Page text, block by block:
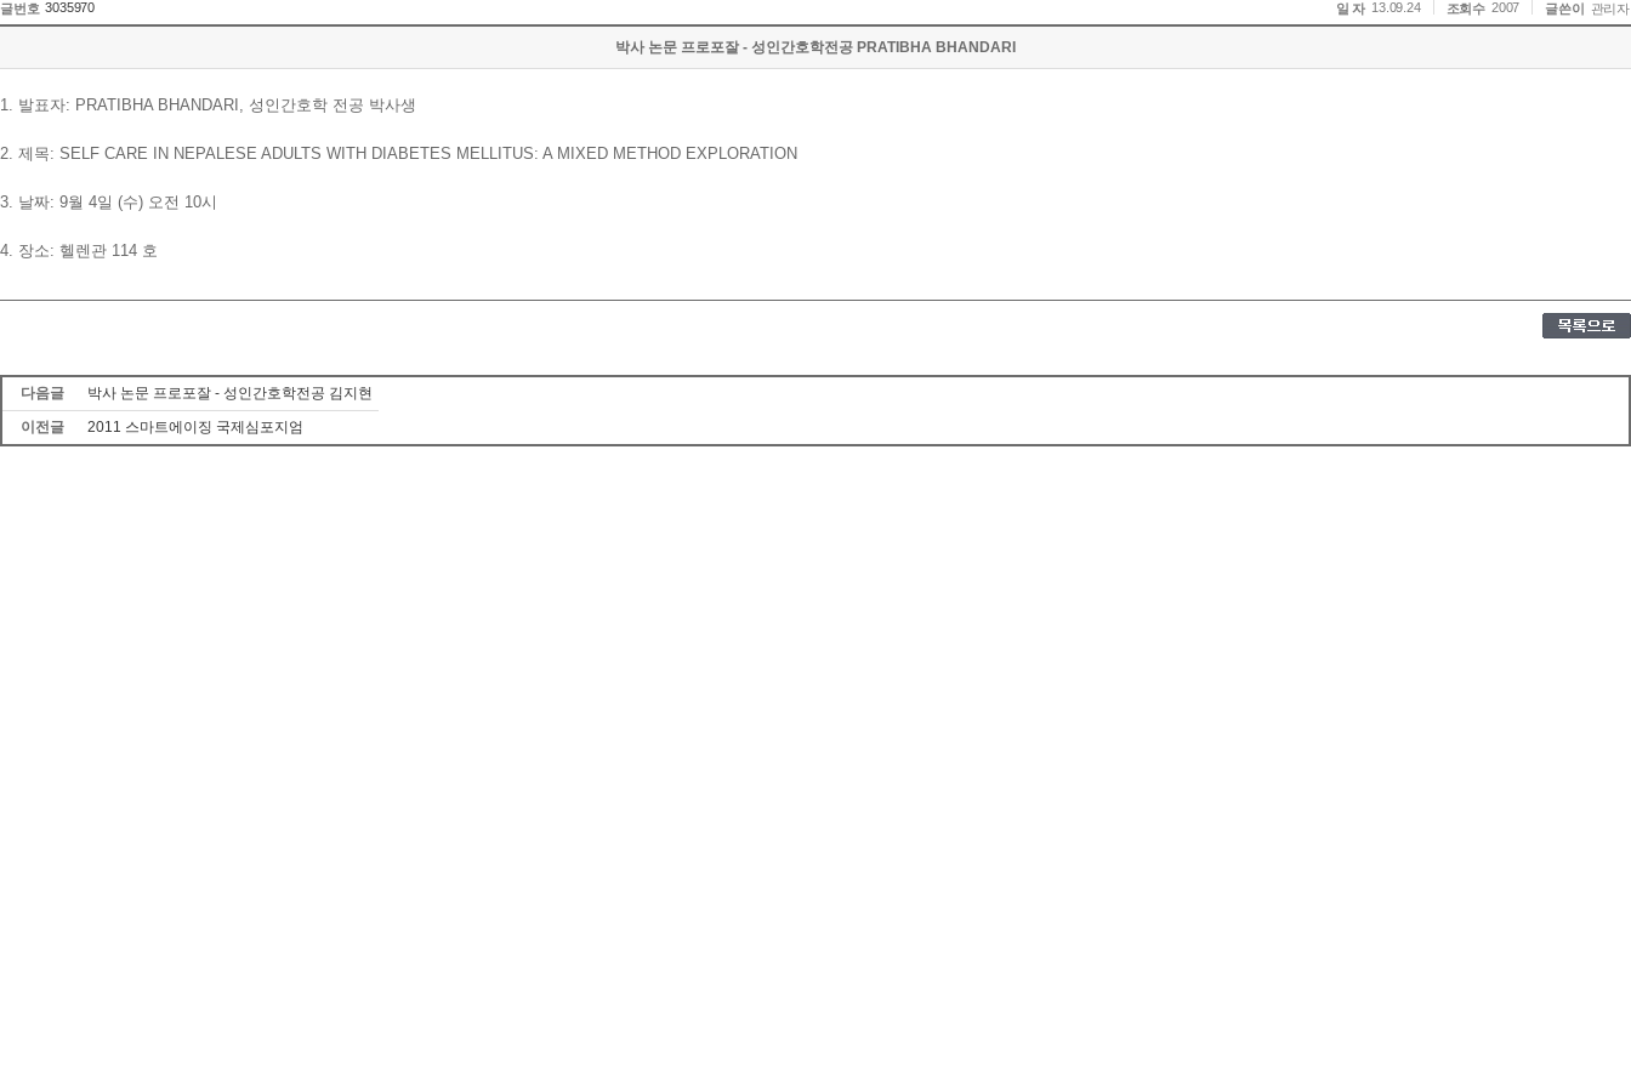
글번호 3035970 일 자 13.09.24 조회수 2007 글쓴이 관리자
박사 논문 프로포잘 - 성인간호학전공 PRATIBHA BHANDARI
1. 발표자: PRATIBHA BHANDARI, 성인간호학 전공 박사생
2. 제목: SELF CARE IN NEPALESE ADULTS WITH DIABETES MELLITUS: A MIXED METHOD EXPLORATION
3. 날짜: 9월 4일 (수) 오전 10시
4. 장소: 헬렌관 114 호
다음글
박사 논문 프로포잘 - 성인간호학전공 김지현
이전글
2011 스마트에이징 국제심포지엄